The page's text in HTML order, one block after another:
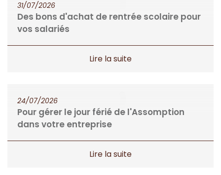
Des bons d'achat de rentrée scolaire pour
vos salariés
31/07/2026
Pour gérer le jour férié de l'Assomption
dans votre entreprise
24/07/2026